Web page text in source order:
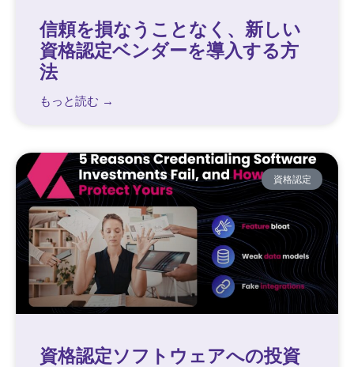
信頼を損なうことなく、新しい
資格認定ベンダーを導入する方
法
もっと読む →
資格認定
資格認定ソフトウェアへの投資